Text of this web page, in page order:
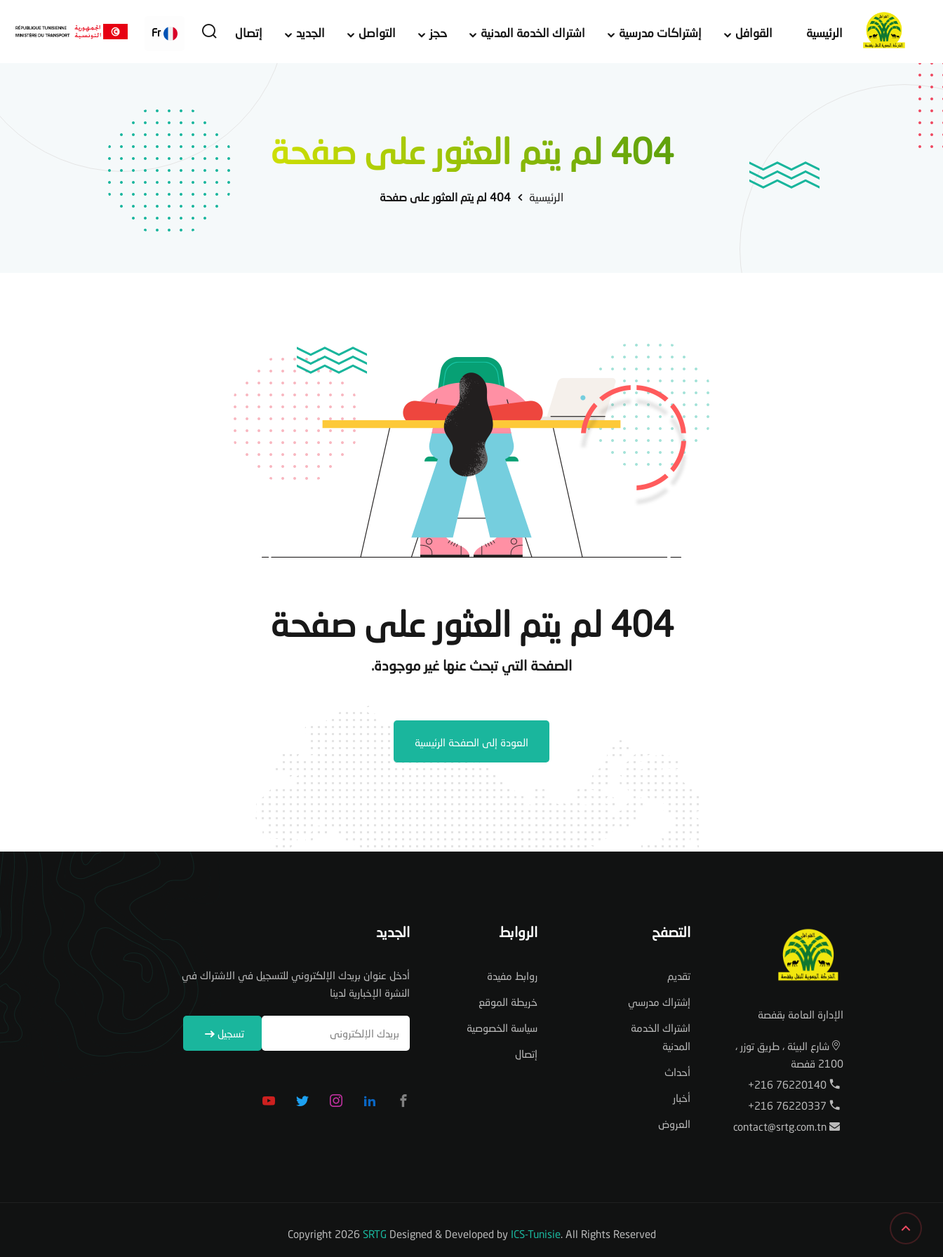
الرئيسية القوافل إشتراكات مدرسية اشتراك الخدمة المدنية حجز التواصل الجديد إتصال Fr
404 لم يتم العثور على صفحة
الرئيسية 404 لم يتم العثور على صفحة
404 لم يتم العثور على صفحة
الصفحة التي تبحث عنها غير موجودة.
العودة إلى الصفحة الرئيسية
الإدارة العامة بقفصة
شارع البيئة ، طريق توزر ،
2100 قفصة
+216 76220140
+216 76220337
contact@srtg.com.tn
التصفح
تقديم
إشتراك مدرسي
اشتراك الخدمة
المدنية
أحداث
أخبار
العروض
الروابط
روابط مفيدة
خريطة الموقع
سياسة الخصوصية
إتصال
الجديد
أدخل عنوان بريدك الإلكتروني للتسجيل في الاشتراك في
النشرة الإخبارية لدينا
تسجيل
Copyright 2026 SRTG Designed & Developed by ICS-Tunisie. All Rights Reserved